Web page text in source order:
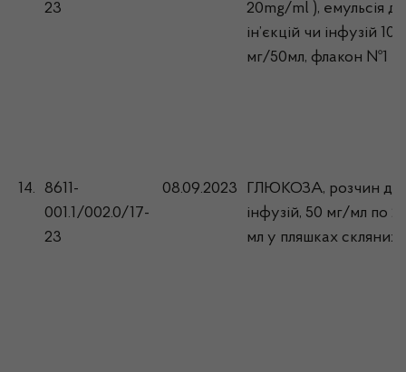
23
20mg/ml ), емульсія
ін’єкцій чи інфузій
мг/50мл, флакон №1
14.
8611-
001.1/002.0/17-
23
08.09.2023
ГЛЮКОЗА, розчин для
інфузій, 50 мг/мл по
мл у пляшках скляних